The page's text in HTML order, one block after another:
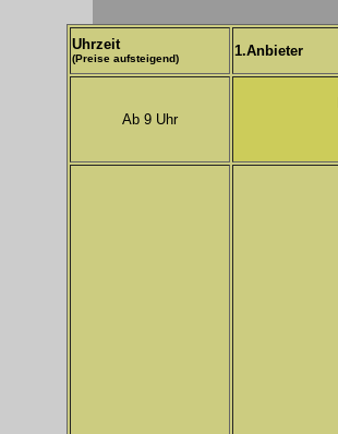
Uhrzeit
(Preise aufsteigend) 1.Anbieter
Ab 9 Uhr